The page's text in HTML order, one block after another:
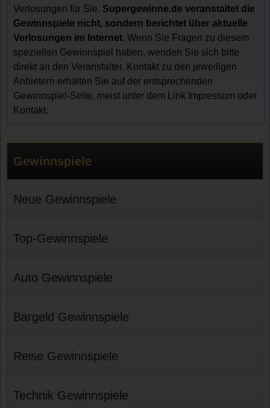
Verlosungen für Sie. Supergewinne.de veranstaltet die
Gewinnspiele nicht, sondern berichtet über aktuelle
Verlosungen im Internet. Wenn Sie Fragen zu diesem
speziellen Gewinnspiel haben, wenden Sie sich bitte
direkt an den Veranstalter. Kontakt zu den jeweiligen
Anbietern erhalten Sie auf der entsprechenden
Gewinnspiel-Seite, meist unter dem Link Impressum oder
Kontakt.
Gewinnspiele
Neue Gewinnspiele
Top-Gewinnspiele
Auto Gewinnspiele
Bargeld Gewinnspiele
Reise Gewinnspiele
Technik Gewinnspiele